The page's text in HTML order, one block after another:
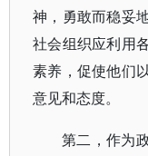
神，勇敢而稳妥
社会组织应利用
素养，促使他们
意见和态度。
第二，作为